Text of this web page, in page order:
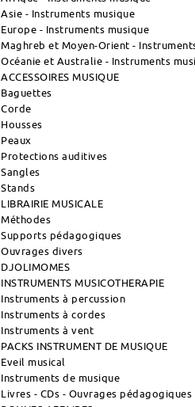
Asie - Instruments musique
Europe - Instruments musique
Maghreb et Moyen-Orient -
Océanie et Australie - Instruments
ACCESSOIRES MUSIQUE
Baguettes
Corde
Housses
Peaux
Protections auditives
Sangles
Stands
LIBRAIRIE MUSICALE
Méthodes
Supports pédagogiques
Ouvrages divers
DJOLIMOMES
INSTRUMENTS MUSICOTHERAPIE
Instruments à percussion
Instruments à cordes
Instruments à vent
PACKS INSTRUMENT DE MUSIQUE
Eveil musical
Instruments de musique
Livres - CDs - Ouvrages pédagogiques